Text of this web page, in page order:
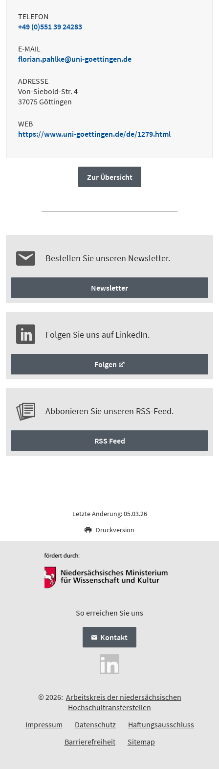
TELEFON
+49 (0)551 39 24283
E-MAIL
florian.pahlke@uni-goettingen.de
ADRESSE
Von-Siebold-Str. 4
37075 Göttingen
WEB
https://www.uni-goettingen.de/de/1279.html
Zur Übersicht
Bestellen Sie unseren Newsletter.
Newsletter
Folgen Sie uns auf LinkedIn.
Folgen
Abbonieren Sie unseren RSS-Feed.
RSS Feed
Letzte Änderung: 05.03.26
Druckversion
So erreichen Sie uns
Kontakt
© 2026: Arbeitskreis der niedersächsischen
Hochschultransferstellen
Impressum
Datenschutz
Haftungsausschluss
Barrierefreiheit
Sitemap